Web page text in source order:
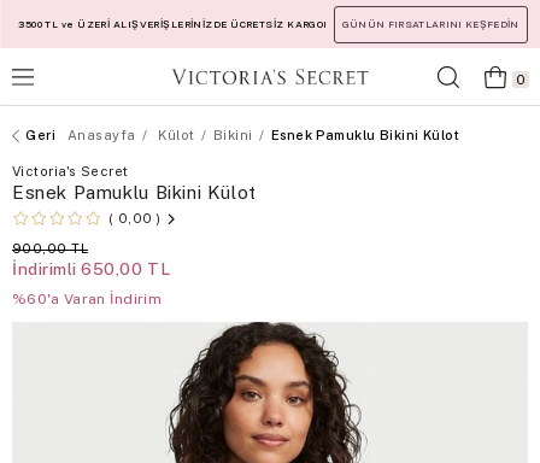
3500 TL ve ÜZERİ ALIŞVERİŞLERİNİZDE ÜCRETSİZ KARGO! GÜNÜN FIRSATLARINI KEŞFEDİN
0
Anasayfa Külot Bikini Esnek Pamuklu Bikini Külot
Victoria's Secret
Esnek Pamuklu Bikini Külot
0,00
900,00 TL
İndirimli 650,00 TL
%60'a Varan İndirim